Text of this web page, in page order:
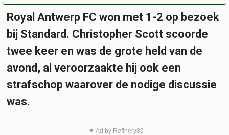
Royal Antwerp FC won met 1-2 op bezoek
bij Standard. Christopher Scott scoorde
twee keer en was de grote held van de
avond, al veroorzaakte hij ook een
strafschop waarover de nodige discussie
was.
▼ Ad by Refinery89